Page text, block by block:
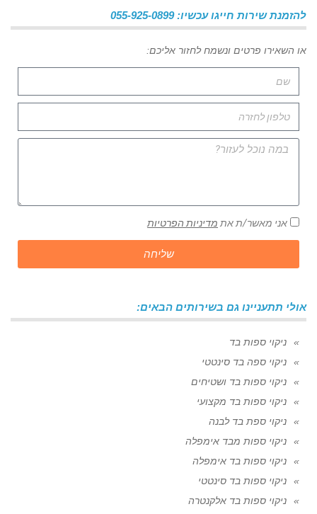
להזמנת שירות חייגו עכשיו: 055-925-0899
או השאירו פרטים ונשמח לחזור אליכם:
אני מאשר/ת את מדיניות הפרטיות
שליחה
אולי תתעניינו גם בשירותים הבאים:
ניקוי ספות בד
ניקוי ספה בד סינטטי
ניקוי ספות בד ושטיחים
ניקוי ספות בד מקצועי
ניקוי ספת בד לבנה
ניקוי ספות מבד אימפלה
ניקוי ספות בד אימפלה
ניקוי ספות בד סינטטי
ניקוי ספות בד אלקנטרה